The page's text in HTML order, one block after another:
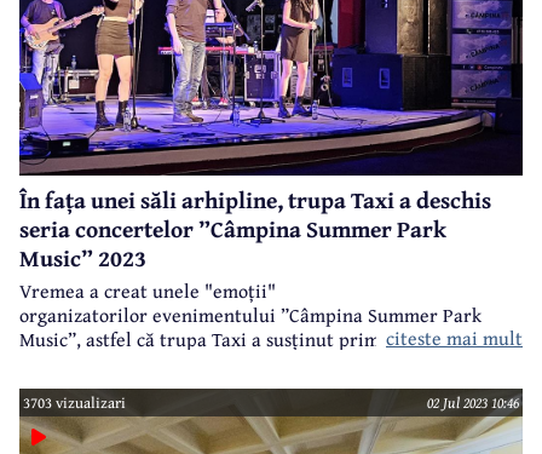
În fața unei săli arhipline, trupa Taxi a deschis
seria concertelor ”Câmpina Summer Park
Music” 2023
Vremea a creat unele "emoții"
organizatorilor evenimentului ”Câmpina Summer Park
Music”, astfel că trupa Taxi a susținut primul concert din
nu în Parcul Regele Mihai I, așa cum era programat.
citeste mai mult
3703 vizualizari 02 Jul 2023 10:46